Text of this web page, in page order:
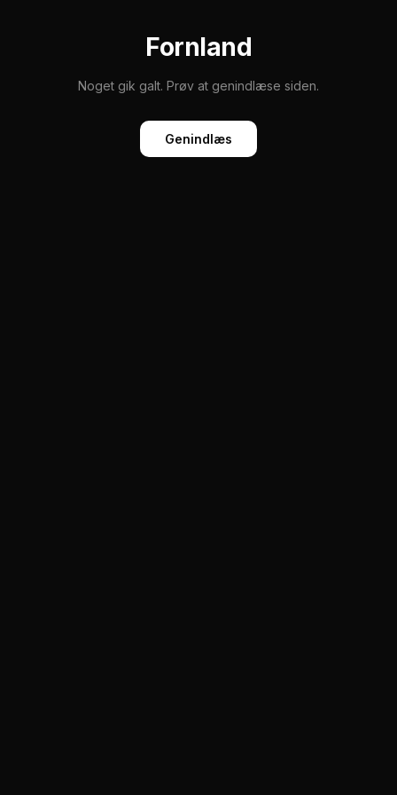
Fornland
Noget gik galt. Prøv at genindlæse siden.
Genindlæs